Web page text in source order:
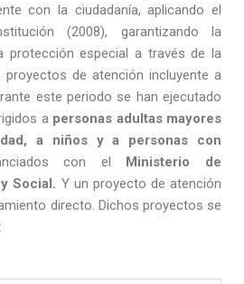
con la ciudadanía, aplicando el
(2008), garantizando la
protección especial a través de la
de atención incluyente a
este periodo se han ejecutado
a personas adultas mayores
a niños y a personas con
con el Ministerio de
Social. Y un proyecto de atención
directo. Dichos proyectos se